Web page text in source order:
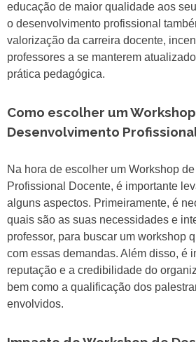
educação de maior qualidade aos
o desenvolvimento profissional
valorização da carreira docente,
professores a se manterem
prática pedagógica.
Como escolher um
Desenvolvimento
Na hora de escolher um Workshop
Profissional Docente, é importante
alguns aspectos. Primeiramente, é
quais são as suas necessidades e
professor, para buscar um workshop
com essas demandas. Além disso, é
reputação e a credibilidade do
bem como a qualificação dos
envolvidos.